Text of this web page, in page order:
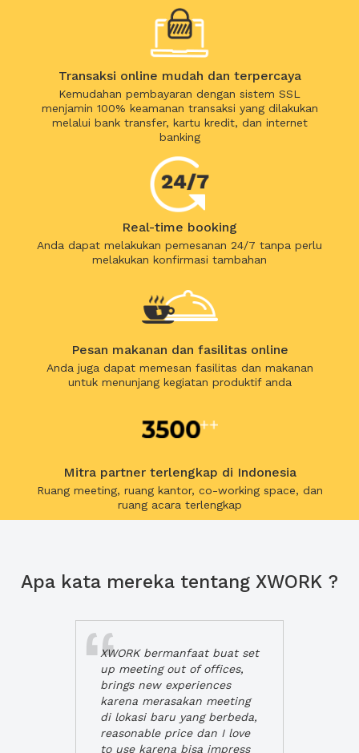
Transaksi online mudah dan terpercaya
Kemudahan pembayaran dengan sistem SSL
menjamin 100% keamanan transaksi yang dilakukan
melalui bank transfer, kartu kredit, dan internet
banking
Real-time booking
Anda dapat melakukan pemesanan 24/7 tanpa perlu
melakukan konfirmasi tambahan
Pesan makanan dan fasilitas online
Anda juga dapat memesan fasilitas dan makanan
untuk menunjang kegiatan produktif anda
Mitra partner terlengkap di Indonesia
Ruang meeting, ruang kantor, co-working space, dan
ruang acara terlengkap
Apa kata mereka tentang XWORK ?
XWORK bermanfaat buat set
up meeting out of offices,
brings new experiences
karena merasakan meeting
di lokasi baru yang berbeda,
reasonable price dan I love
to use karena bisa impress